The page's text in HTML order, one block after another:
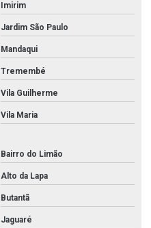
Imirim
Jardim São Paulo
Mandaqui
Tremembé
Vila Guilherme
Vila Maria
Bairro do Limão
Alto da Lapa
Butantã
Jaguaré